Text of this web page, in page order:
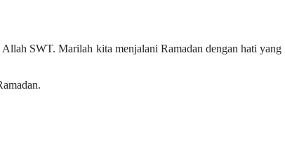
SWT. Marilah kita menjalani Ramadan dengan hati yang